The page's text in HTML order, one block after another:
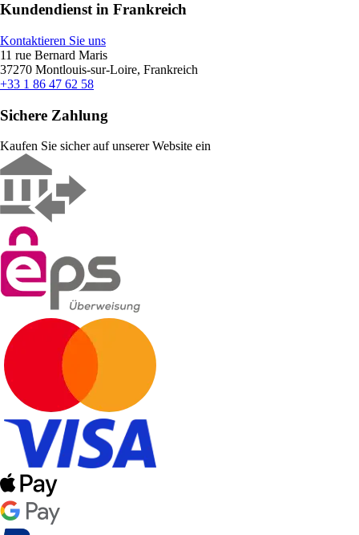
Kundendienst in Frankreich
Kontaktieren Sie uns
11 rue Bernard Maris
37270 Montlouis-sur-Loire, Frankreich
+33 1 86 47 62 58
Sichere Zahlung
Kaufen Sie sicher auf unserer Website ein